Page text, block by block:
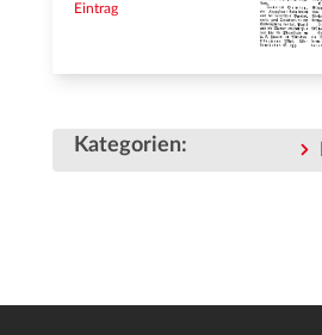
Eintrag
Kategorien: